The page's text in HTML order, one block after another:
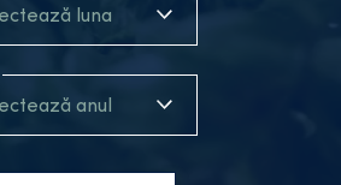
luna
anul